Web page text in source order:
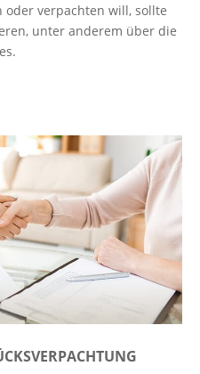
verpachten will, sollte
unter anderem über die